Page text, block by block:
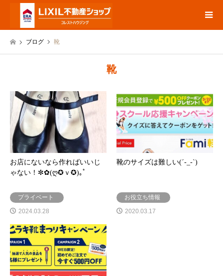
ブログ 靴
靴
お店にないなら作ればいいじ
ゃない！✼✿(ღ✪ｖ✪)｡ﾟ
プライベート
2024.03.28
靴のサイズは難しい(´-_-`)
お役立ち情報
2020.03.17